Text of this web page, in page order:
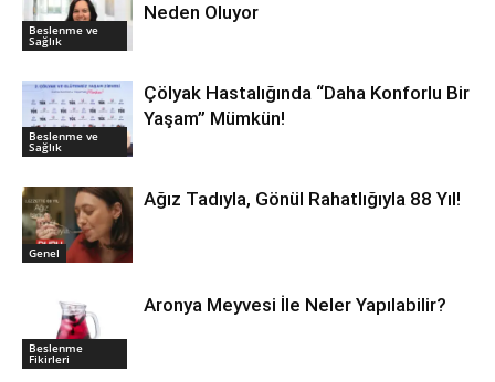
Beslenme ve
Sağlık
Neden Oluyor
Beslenme ve
Sağlık
Çölyak Hastalığında “Daha Konforlu Bir
Yaşam” Mümkün!
Genel
Ağız Tadıyla, Gönül Rahatlığıyla 88 Yıl!
Beslenme
Fikirleri
Aronya Meyvesi İle Neler Yapılabilir?